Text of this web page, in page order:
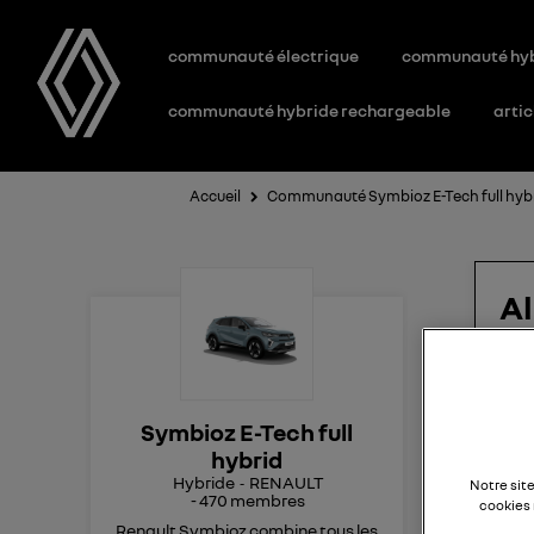
communauté électrique communauté
communauté hybride rechargeable
Accueil Communauté Symbioz E-Tech full
Symbioz E-Tech full
hybrid
Hybride
RENAULT
-470 membres
Renault Symbioz combine tous les
!!!!!
Notre
cookies